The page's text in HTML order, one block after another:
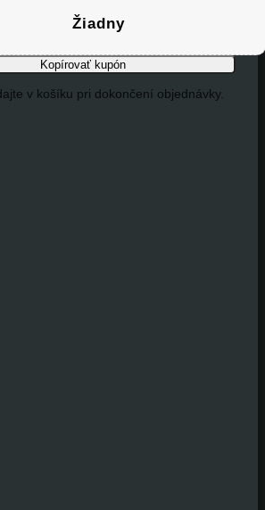
Žiadny
Kopírovať kupón
v košíku pri dokončení objednávky.